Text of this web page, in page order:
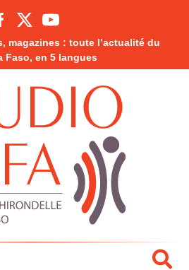
magazines : toute l’actualité du
Faso, en 5 langues